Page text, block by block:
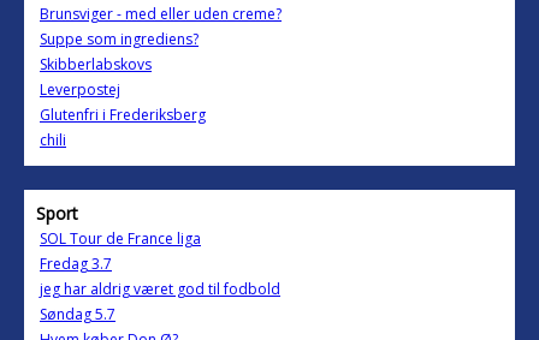
Brunsviger - med eller uden creme?
Suppe som ingrediens?
Skibberlabskovs
Leverpostej
Glutenfri i Frederiksberg
chili
Sport
SOL Tour de France liga
Fredag 3.7
jeg har aldrig været god til fodbold
Søndag 5.7